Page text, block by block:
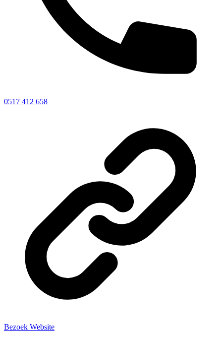
0517 412 658
Bezoek Website